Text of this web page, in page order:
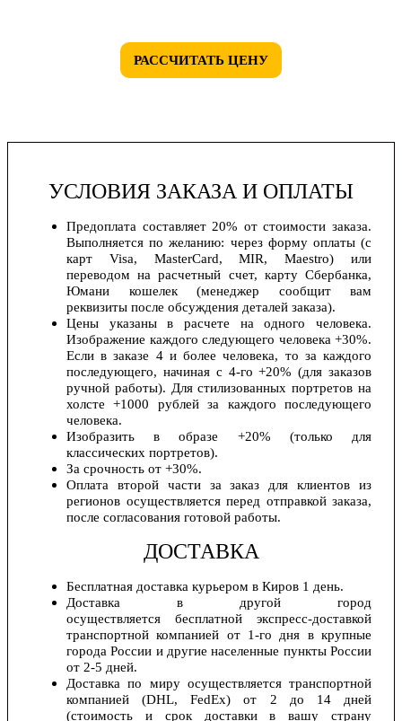
РАССЧИТАТЬ ЦЕНУ
УСЛОВИЯ ЗАКАЗА И ОПЛАТЫ
Предоплата составляет 20% от стоимости заказа.
Выполняется по желанию: через форму оплаты (с
карт Visa, MasterCard, MIR, Maestro) или
переводом на расчетный счет, карту Сбербанка,
Юмани кошелек (менеджер сообщит вам
реквизиты после обсуждения деталей заказа).
Цены указаны в расчете на одного человека.
Изображение каждого следующего человека +30%.
Если в заказе 4 и более человека, то за каждого
последующего, начиная с 4-го +20% (для заказов
ручной работы). Для стилизованных портретов на
холсте +1000 рублей за каждого последующего
человека.
Изобразить в образе +20% (только для
классических портретов).
За срочность от +30%.
Оплата второй части за заказ для клиентов из
регионов осуществляется перед отправкой заказа,
после согласования готовой работы.
ДОСТАВКА
Бесплатная доставка курьером в Киров 1 день.
Доставка в другой город
осуществляется бесплатной экспресс-доставкой
транспортной компанией от 1-го дня в крупные
города России и другие населенные пункты России
от 2-5 дней.
Доставка по миру осуществляется транспортной
компанией (DHL, FedEx) от 2 до 14 дней
(стоимость и срок доставки в вашу страну